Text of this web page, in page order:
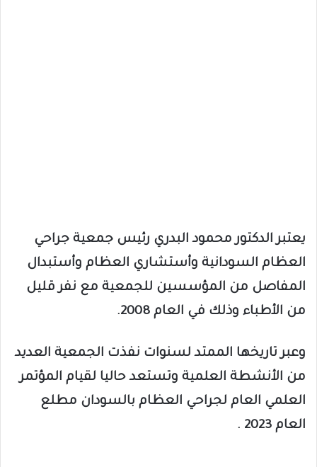
يعتبر الدكتور محمود البدري رئيس جمعية جراحي
العظام السودانية وأستشاري العظام وأستبدال
المفاصل من المؤسسين للجمعية مع نفر قليل
من الأطباء وذلك في العام 2008.
وعبر تاريخها الممتد لسنوات نفذت الجمعية العديد
من الأنشطة العلمية وتستعد حاليا لقيام المؤتمر
العلمي العام لجراحي العظام بالسودان مطلع
العام 2023 .